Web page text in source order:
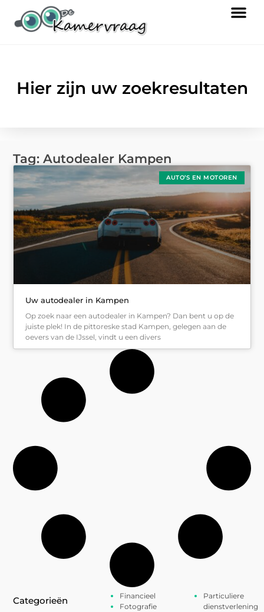
Hier zijn uw zoekresultaten
Tag: Autodealer Kampen
AUTO’S EN MOTOREN
Uw autodealer in Kampen
Op zoek naar een autodealer in Kampen? Dan bent u op de
juiste plek! In de pittoreske stad Kampen, gelegen aan de
oevers van de IJssel, vindt u een divers
Categorieën
Financieel
Fotografie
Particuliere
dienstverlening